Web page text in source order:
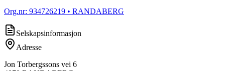
Org.nr: 934726219 • RANDABERG
Selskapsinformasjon
Adresse
Jon Torbergssons vei 6